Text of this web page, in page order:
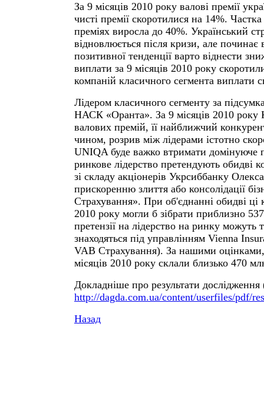
За 9 місяців 2010 року валові премії
чисті премії скоротилися на 14%.
преміях виросла до 40%. Український
відновлюється після кризи, але
позитивної тенденції варто віднести
виплати за 9 місяців 2010 року
компаній класичного сегмента виплати
Лідером класичного сегменту за
НАСК «Оранта». За 9 місяців 2010 року
валових премій, її найближчий
чином, розрив між лідерами істотно
UNIQA буде важко втримати домінуюче
ринкове лідерство претендують обидві
зі складу акціонерів Укрсиббанку
прискоренню злиття або консолідації
Страхування». При об'єднанні обидві ці
2010 року могли б зібрати приблизно
претензії на лідерство на ринку можуть
знаходяться під управлінням Vienna
VAB Страхування). За нашими оцінками,
місяців 2010 року склали близько 470
Докладніше про результати дослідження
http://dagda.com.ua/content/userfiles/pdf/
Назад